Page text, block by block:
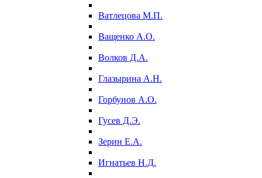
Ватлецова М.П.
Ващенко А.О.
Волков Д.А.
Глазырина А.Н.
Горбунов А.О.
Гусев Д.Э.
Зерин Е.А.
Игнатьев Н.Д.